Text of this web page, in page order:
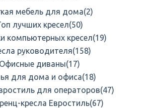
мебель для дома(2)
лучших кресел(50)
компьютерных кресел(19)
руководителя(158)
Офисные диваны(17)
для дома и офиса(18)
для операторов(47)
кресла Евростиль(67)